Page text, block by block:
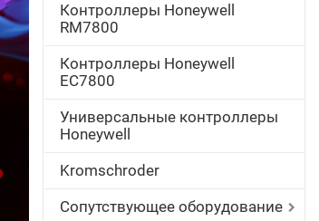
Контроллеры Honeywell
RM7800
Контроллеры Honeywell
EC7800
Универсальные контроллеры
Honeywell
Kromschroder
Сопутствующее оборудование